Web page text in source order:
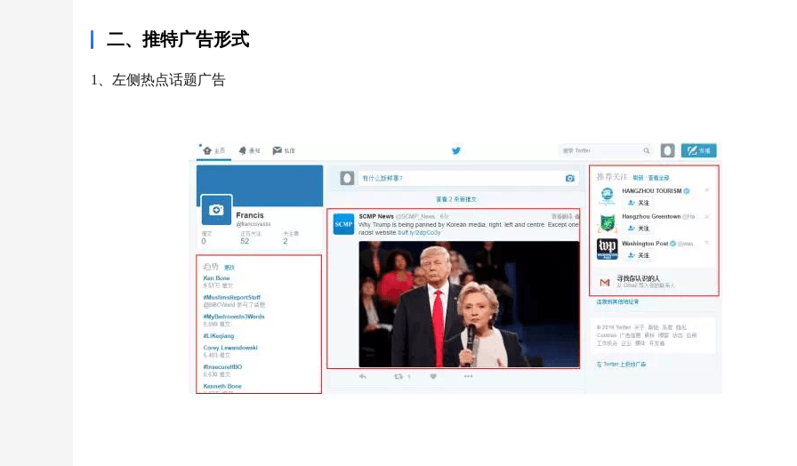
二、推特广告形式
1、左侧热点话题广告